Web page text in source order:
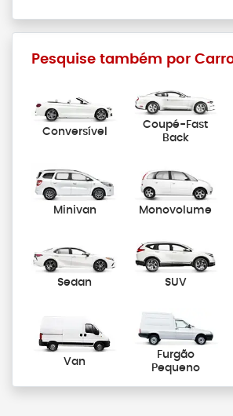
Pesquise também por
Conversível
Coupé-Fast
Back
Minivan Monovolume
Sedan SUV
Van
Furgão
Pequeno